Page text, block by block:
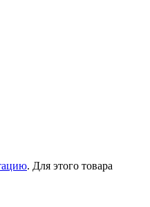
. Для этого товара